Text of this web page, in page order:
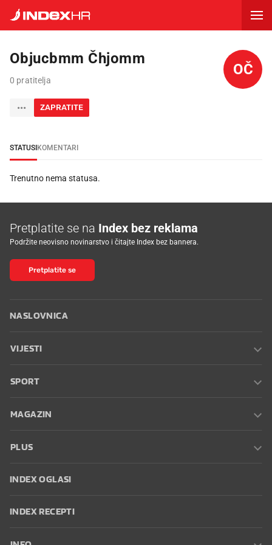
Objucbmm Čhjomm
0 pratitelja
ZAPRATITE
OČ
STATUSI KOMENTARI
Trenutno nema statusa.
Pretplatite se na Index bez reklama
Podržite neovisno novinarstvo i čitajte Index bez bannera.
Pretplatite se
NASLOVNICA
VIJESTI
SPORT
MAGAZIN
PLUS
INDEX OGLASI
INDEX RECEPTI